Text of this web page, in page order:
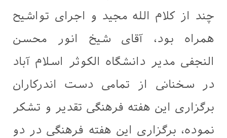
چند از کلام الله مجید و اجرای تواشیح
همراه بود، آقای شیخ انور محسن
النجفی مدیر دانشگاه الکوثر اسلام آباد
در سخنانی از تمامی دست اندرکاران
برگزاری این هفته فرهنگی تقدیر و تشکر
نموده، برگزاری این هفته فرهنگی در دو